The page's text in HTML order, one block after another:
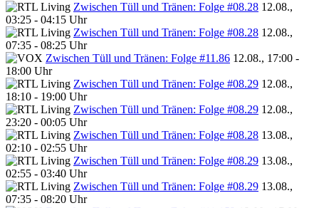
Zwischen Tüll und Tränen: Folge #08.28 12.08.,
03:25 - 04:15 Uhr
Zwischen Tüll und Tränen: Folge #08.28 12.08.,
07:35 - 08:25 Uhr
Zwischen Tüll und Tränen: Folge #11.86 12.08., 17:00 -
18:00 Uhr
Zwischen Tüll und Tränen: Folge #08.29 12.08.,
18:10 - 19:00 Uhr
Zwischen Tüll und Tränen: Folge #08.29 12.08.,
23:20 - 00:05 Uhr
Zwischen Tüll und Tränen: Folge #08.28 13.08.,
02:10 - 02:55 Uhr
Zwischen Tüll und Tränen: Folge #08.29 13.08.,
02:55 - 03:40 Uhr
Zwischen Tüll und Tränen: Folge #08.29 13.08.,
07:35 - 08:20 Uhr